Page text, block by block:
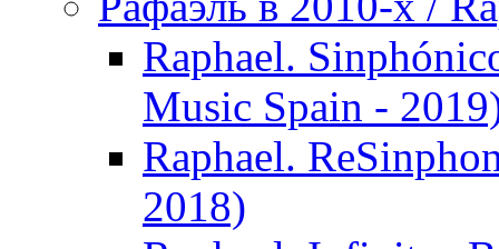
Raphael.
Music Spain -
Raphael.
2018)